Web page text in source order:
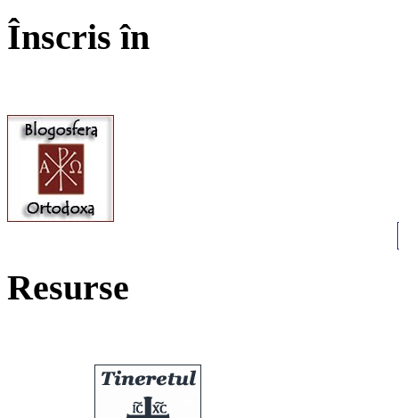
Înscris în
Resurse